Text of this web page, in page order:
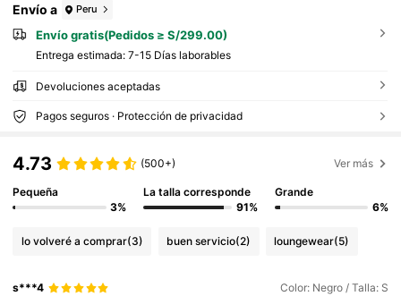
Envío a Peru
Envío gratis(Pedidos ≥ S/299.00)
Entrega estimada: 7-15 Días laborables
Devoluciones aceptadas
Pagos seguros · Protección de privacidad
4.73 (500+) Ver más
Pequeña
3%
La talla corresponde
91%
Grande
6%
lo volveré a comprar(3) buen servicio(2) loungewear(5)
s***4 Color: Negro / Talla: S